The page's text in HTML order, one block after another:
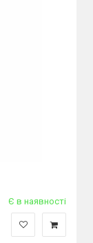
Є в наявності